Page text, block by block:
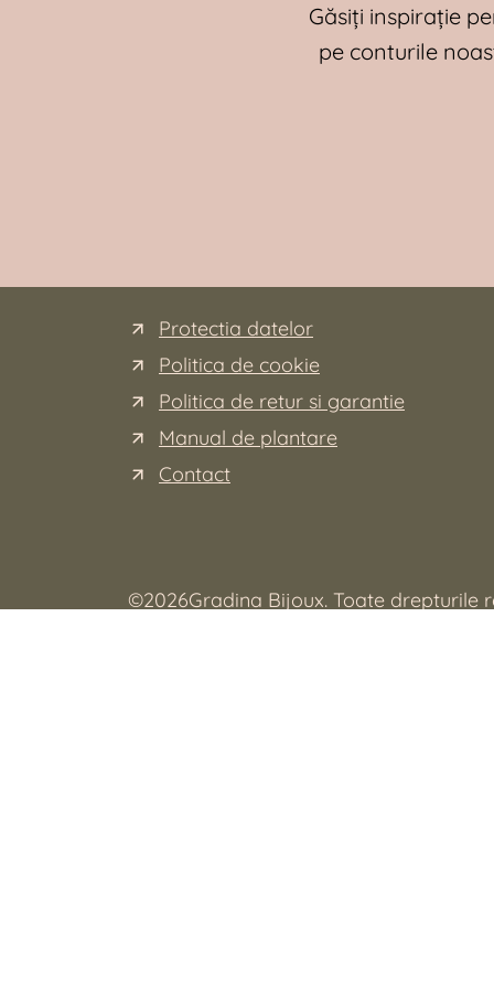
Găsiți inspirație
pe conturile
Protectia datelor
Politica de cookie
Politica de retur si garantie
Manual de plantare
Contact
©2026Gradina Bijoux. Toate drepturile